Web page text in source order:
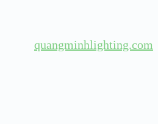
quangminhlighting.com